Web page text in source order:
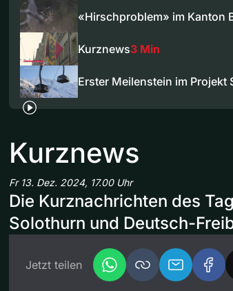
«Hirschproblem» im Kanton
Kurznews3 Min
Erster Meilenstein im
Kurznews
Fr 13. Dez. 2024, 17.00 Uhr
Die Kurznachrichten des
Solothurn und Deutsch-
Jetzt teilen